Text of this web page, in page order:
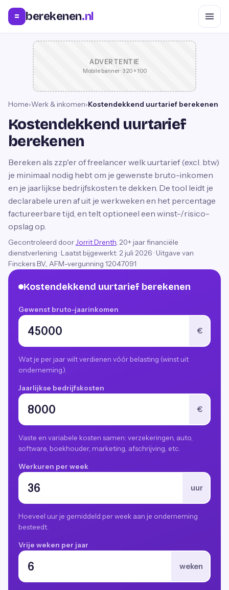
= berekenen.nl
ADVERTENTIE
Mobile banner · 320 × 100
Home›Werk & inkomen›Kostendekkend uurtarief berekenen
Kostendekkend uurtarief
berekenen
Bereken als zzp'er of freelancer welk uurtarief (excl. btw)
je minimaal nodig hebt om je gewenste bruto-inkomen
en je jaarlijkse bedrijfskosten te dekken. De tool leidt je
declarabele uren af uit je werkweken en het percentage
factureerbare tijd, en telt optioneel een winst-/risico-
opslag op.
Gecontroleerd door Jorrit Drenth , 20+ jaar financiële
dienstverlening · Laatst bijgewerkt: 2 juli 2026 · Uitgave van
Finckers B.V., AFM-vergunning 12047091
Kostendekkend uurtarief berekenen
Gewenst bruto-jaarinkomen
€
Wat je per jaar wilt verdienen vóór belasting (winst uit
onderneming).
Jaarlijkse bedrijfskosten
€
Vaste en variabele kosten samen: verzekeringen, auto,
software, boekhouder, marketing, afschrijving, etc.
Werkuren per week
uur
Hoeveel uur je gemiddeld per week aan je onderneming
besteedt.
Vrije weken per jaar
weken